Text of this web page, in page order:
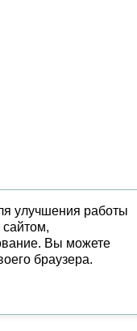
улучшения работы
Вы можете
браузера.